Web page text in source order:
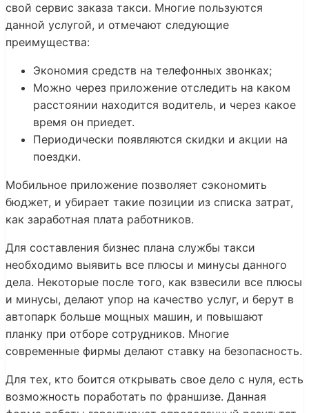
свой сервис заказа такси. Многие пользуются
данной услугой, и отмечают следующие
преимущества:
Экономия средств на телефонных звонках;
Можно через приложение отследить на каком
расстоянии находится водитель, и через какое
время он приедет.
Периодически появляются скидки и акции на
поездки.
Мобильное приложение позволяет сэкономить
бюджет, и убирает такие позиции из списка затрат,
как заработная плата работников.
Для составления бизнес плана службы такси
необходимо выявить все плюсы и минусы данного
дела. Некоторые после того, как взвесили все плюсы
и минусы, делают упор на качество услуг, и берут в
автопарк больше мощных машин, и повышают
планку при отборе сотрудников. Многие
современные фирмы делают ставку на безопасность.
Для тех, кто боится открывать свое дело с нуля, есть
возможность поработать по франшизе. Данная